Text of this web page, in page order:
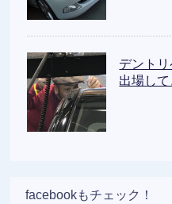
デント
出場して
facebookもチェック！